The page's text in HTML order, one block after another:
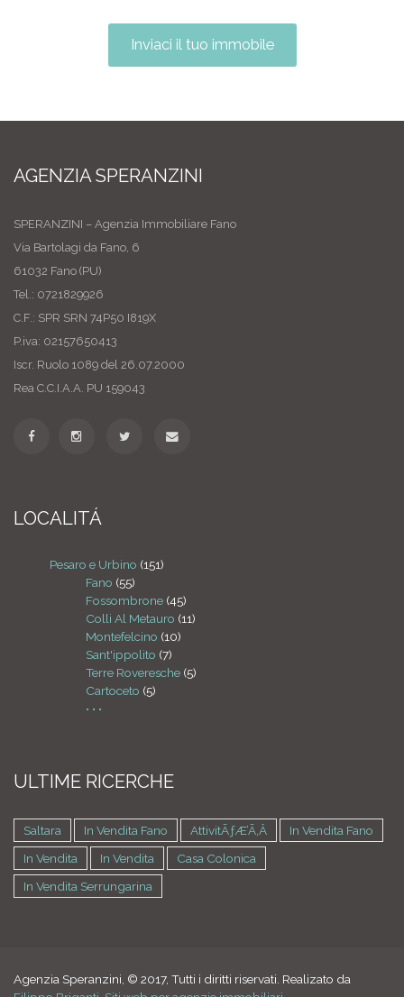
Inviaci il tuo immobile
AGENZIA SPERANZINI
SPERANZINI – Agenzia Immobiliare Fano
Via Bartolagi da Fano, 6
61032 Fano (PU)
Tel.: 0721829926
C.F.: SPR SRN 74P50 I819X
P.iva: 02157650413
Iscr. Ruolo 1089 del 26.07.2000
Rea C.C.I.A.A. PU 159043
LOCALITÁ
Pesaro e Urbino (151)
Fano (55)
Fossombrone (45)
Colli Al Metauro (11)
Montefelcino (10)
Sant'ippolito (7)
Terre Roveresche (5)
Cartoceto (5)
• • •
ULTIME RICERCHE
Saltara In Vendita Fano AttivitÃƒÆ’Ã‚Â
In Vendita Fano
In Vendita
In Vendita
Casa Colonica
In Vendita Serrungarina
Agenzia Speranzini, © 2017, Tutti i diritti riservati. Realizato da